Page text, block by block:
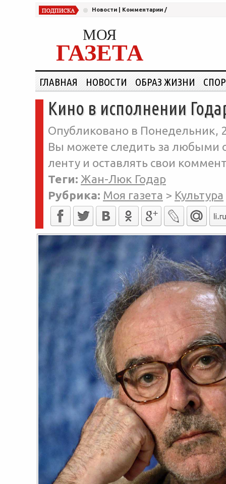
Новости Комментарии /
МОЯ
ГАЗЕТА
ГЛАВНАЯ НОВОСТИ ОБРАЗ ЖИЗНИ
Кино в исполнении
Опубликовано в Понедельник,
Вы можете следить за любыми
ленту и оставлять свои
Теги: Жан-Люк Годар
Рубрика: Моя газета > Культура